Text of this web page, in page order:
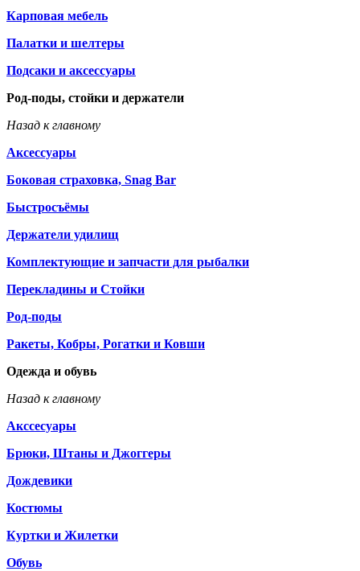
Карповая мебель
Палатки и шелтеры
Подсаки и аксессуары
Род-поды, стойки и держатели
Назад к главному
Аксессуары
Боковая страховка, Snag Bar
Быстросъёмы
Держатели удилищ
Комплектующие и запчасти для рыбалки
Перекладины и Стойки
Род-поды
Ракеты, Кобры, Рогатки и Ковши
Одежда и обувь
Назад к главному
Акссесуары
Брюки, Штаны и Джоггеры
Дождевики
Костюмы
Куртки и Жилетки
Обувь